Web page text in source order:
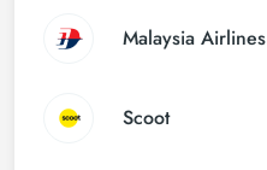
Malaysia Airlines
Scoot